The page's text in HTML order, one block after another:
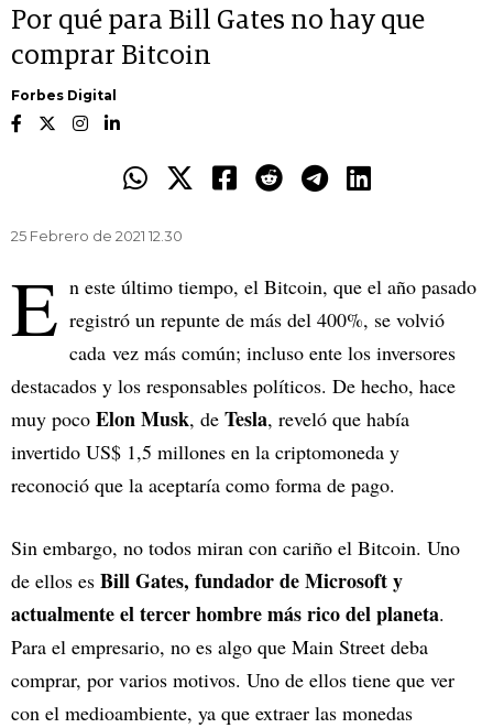
Por qué para Bill Gates no hay que
comprar Bitcoin
Forbes Digital
25 Febrero de 2021 12.30
E n este último tiempo, el Bitcoin, que el año pasado
registró un repunte de más del 400%, se volvió
cada vez más común; incluso ente los inversores
destacados y los responsables políticos. De hecho, hace
muy poco Elon Musk, de Tesla, reveló que había
invertido US$ 1,5 millones en la criptomoneda y
reconoció que la aceptaría como forma de pago.
Sin embargo, no todos miran con cariño el Bitcoin. Uno
de ellos es Bill Gates, fundador de Microsoft y
actualmente el tercer hombre más rico del planeta.
Para el empresario, no es algo que Main Street deba
comprar, por varios motivos. Uno de ellos tiene que ver
con el medioambiente, ya que extraer las monedas